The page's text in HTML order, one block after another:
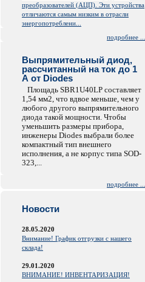
преобразователей (АЦП). Эти устройства
отличаются самым низким в отрасли
энергопотреблени...
подробнее ...
Выпрямительный диод,
рассчитанный на ток до 1
А от Diodes
Площадь SBR1U40LP составляет
1,54 мм2, что вдвое меньше, чем у
любого другого выпрямительного
диода такой мощности. Чтобы
уменьшить размеры прибора,
инженеры Diodes выбрали более
компактный тип внешнего
исполнения, а не корпус типа SOD-
323,...
подробнее ...
Новости
28.05.2020
Внимание! График отгрузки с нашего
склада!
29.01.2020
ВНИМАНИЕ! ИНВЕНТАРИЗАЦИЯ!